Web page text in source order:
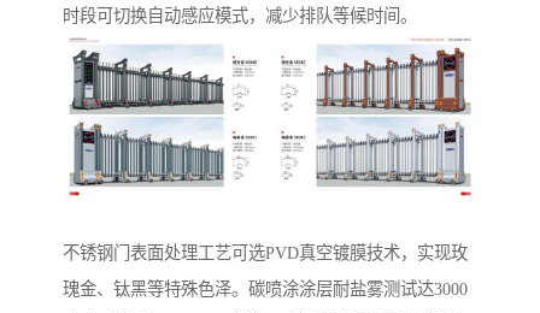
时段可切换自动感应模式，减少排队等候时间。
‌不锈钢门表面处理工艺‌可选PVD真空镀膜技术，实现玫
瑰金、钛黑等特殊色泽。碳喷涂涂层耐盐雾测试达3000